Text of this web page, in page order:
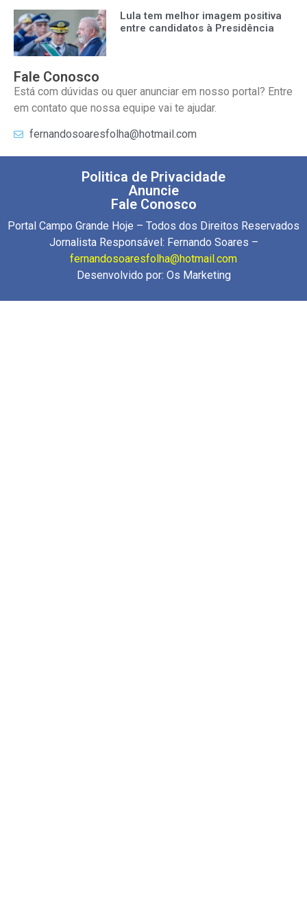
Lula tem melhor imagem positiva
entre candidatos à Presidência
Fale Conosco
Está com dúvidas ou quer anunciar em nosso portal? Entre
em contato que nossa equipe vai te ajudar.
fernandosoaresfolha@hotmail.com
Politica de Privacidade
Anuncie
Fale Conosco
Portal Campo Grande Hoje – Todos dos Direitos Reservados
Jornalista Responsável: Fernando Soares –
fernandosoaresfolha@hotmail.com
Desenvolvido por: Os Marketing